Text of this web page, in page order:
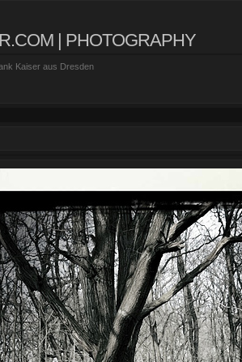
| PHOTOGRAPHY
Kaiser aus Dresden